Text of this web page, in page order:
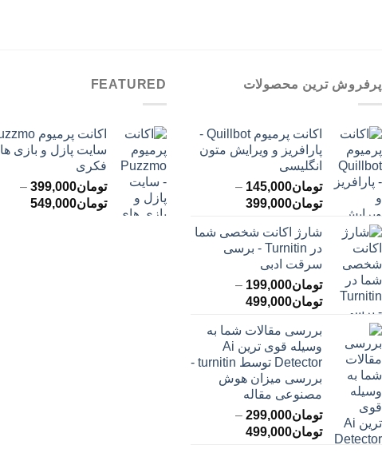
پرفروش ترین محصولات
اکانت پرمیوم Quillbot -
پارافریز و ویرایش متون
انگلیسی
تومان145,000
–
تومان399,000محدوده
تومان145,000
تا
شارژ اکانت شخصی شما
در Turnitin - برسی
سرقت ادبی
تومان199,000
–
تومان499,000محدوده
تومان199,000
تا
تومان499,000
بررسی مقالات شما به
وسیله قوی ترین Ai
Detector توسط turnitin -
بررسی میزان هوش
مصنوعی مقاله
تومان299,000
–
تومان499,000محدوده
FEATURED
سایت پازل و بازی
فکری
تومان399,000
–
تومان549,000